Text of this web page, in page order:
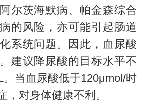
尔茨海默病、帕金森综合
的风险，亦可能引起肠道
系统问题。因此，血尿酸
建议降尿酸的目标水平不
。当血尿酸低于120μmol/时
，对身体健康不利。